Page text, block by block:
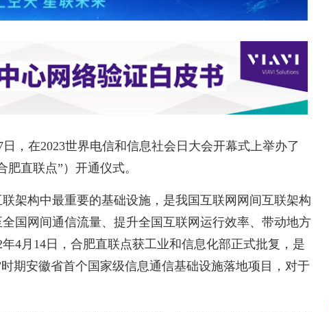
日，在2023世界电信和信息社会日大会开幕式上举办了
直联点”）开通仪式。
架构中最重要的基础设施，是我国互联网网间互联架构
国网间通信流量、提升全国互联网运行效率、带动地方
4月14日，合肥直联点获工业和信息化部正式批复，是
期安徽省首个国家级信息通信基础设施落地项目，对于